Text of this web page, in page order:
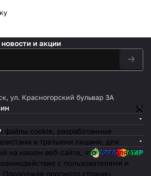
файлы cookie, разработанные
и третьими лицами, для
на нашем веб-сайте, что позволяет
с пользователями и
Продолжая просмотр страниц
новости и акции
ул. Красногорский бульвар 3А